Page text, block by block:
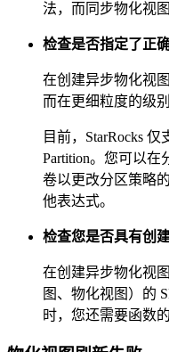
法，而同步物化视
检查是否指定了正
在创建异步物化视
而在更细粒度的级
目前，StarRocks
Partition。您可以在
卷以更改分区策略
他表达式。
检查您是否具有创
在创建异步物化视
图、物化视图）的
时，您还需要函数